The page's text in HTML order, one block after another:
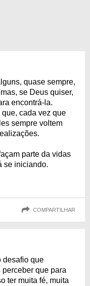
quase sempre,
se Deus quiser,
encontrá-la.
cada vez que
sempre voltem
parte da vidas
se iniciando.
COMPARTILHAR
desafio que
que para
ter muita fé, muita